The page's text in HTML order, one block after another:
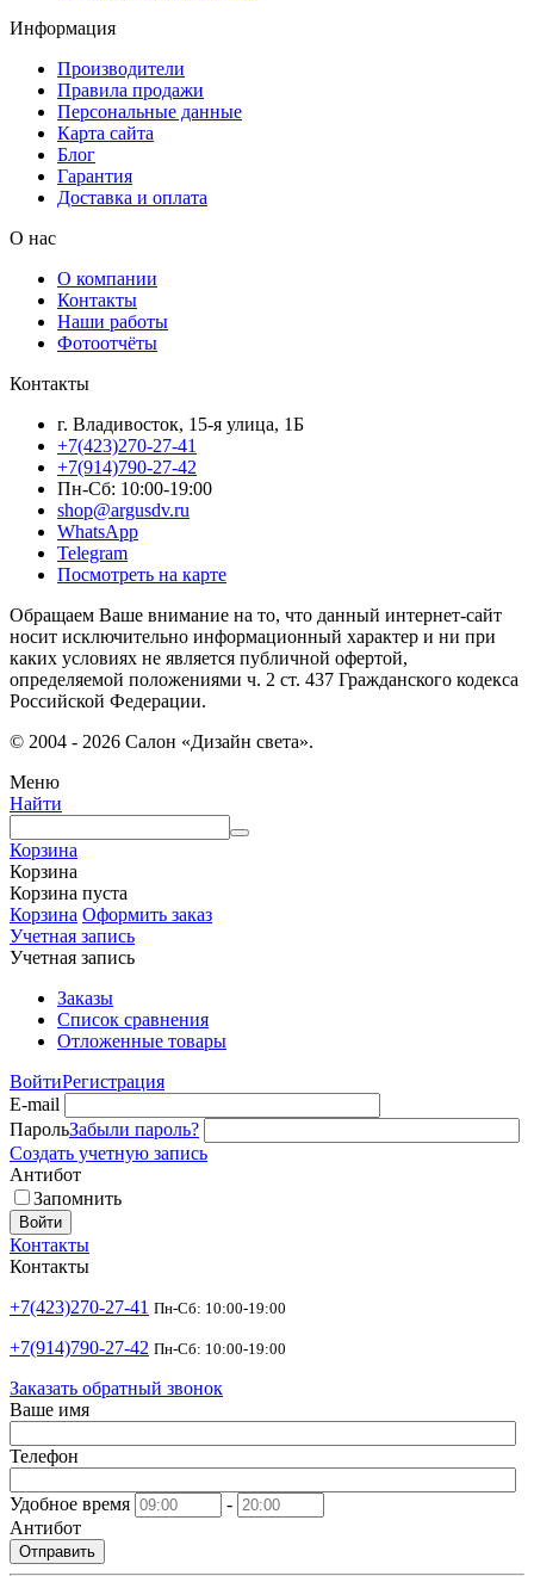
Информация
Производители
Правила продажи
Персональные данные
Карта сайта
Блог
Гарантия
Доставка и оплата
О нас
О компании
Контакты
Наши работы
Фотоотчёты
Контакты
г. Владивосток, 15-я улица, 1Б
+7(423)270-27-41
+7(914)790-27-42
Пн-Сб: 10:00-19:00
shop@argusdv.ru
WhatsApp
Telegram
Посмотреть на карте
Обращаем Ваше внимание на то, что данный интернет-сайт
носит исключительно информационный характер и ни при
каких условиях не является публичной офертой,
определяемой положениями ч. 2 ст. 437 Гражданского кодекса
Российской Федерации.
© 2004 - 2026 Салон «Дизайн света».
Меню
Найти
Корзина
Корзина
Корзина пуста
Корзина Оформить заказ
Учетная запись
Учетная запись
Заказы
Список сравнения
Отложенные товары
ВойтиРегистрация
E-mail
ПарольЗабыли пароль?
Создать учетную запись
Антибот
Запомнить
Войти
Контакты
Контакты
+7(423)270-27-41 Пн-Сб: 10:00-19:00
+7(914)790-27-42 Пн-Сб: 10:00-19:00
Заказать обратный звонок
Ваше имя
Телефон
Удобное время
-
Антибот
Отправить